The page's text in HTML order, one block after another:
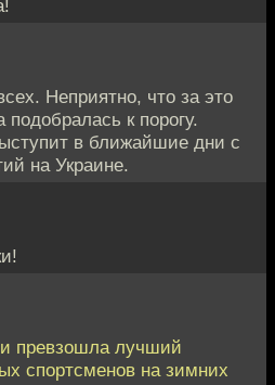
Неприятно, что за это
к порогу.
в ближайшие дни с
на Украине.
превзошла лучший
спортсменов на зимних